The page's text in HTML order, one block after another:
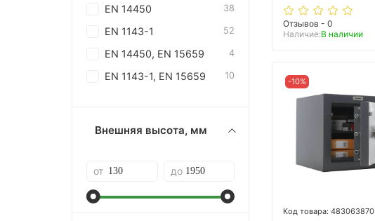
Отзывов - 0
Наличие:В наличии
-10%
Код товара: 483063870
EN 14450 38
EN 1143-1 52
EN 14450, EN 15659 4
EN 1143-1, EN 15659 10
Внешняя высота, мм
от до